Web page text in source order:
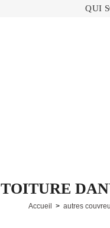
Menu principal
QUI
TOITURE
Accueil > autres